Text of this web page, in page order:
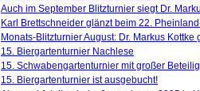
Auch im September Blitzturnier siegt Dr.
Karl Brettschneider glänzt beim 22.
Monats-Blitzturnier August: Dr. Markus Kottke
15. Biergartenturnier Nachlese
15. Schwabengartenturnier mit großer
15. Biergartenturnier ist ausgebucht!